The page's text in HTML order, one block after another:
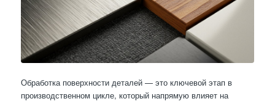
Обработка поверхности деталей — это ключевой этап в
производственном цикле, который напрямую влияет на